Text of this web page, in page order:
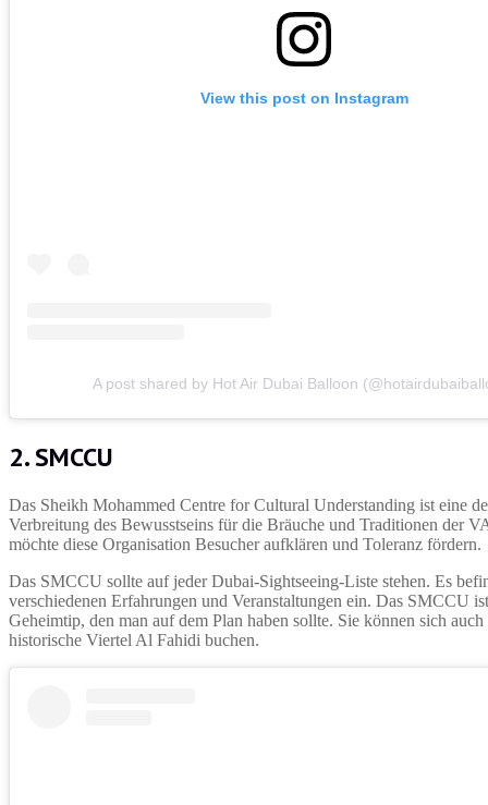
View this post on Instagram
A post shared by Hot Air Dubai Balloon
2. SMCCU
Das Sheikh Mohammed Centre for Cultural Understanding ist eine
Verbreitung des Bewusstseins für die Bräuche und Traditionen der
möchte diese Organisation Besucher aufklären und Toleranz fördern.
Das SMCCU sollte auf jeder Dubai-Sightseeing-Liste stehen. Es
verschiedenen Erfahrungen und Veranstaltungen ein. Das SMCCU
Geheimtip, den man auf dem Plan haben sollte. Sie können sich
historische Viertel Al Fahidi buchen.